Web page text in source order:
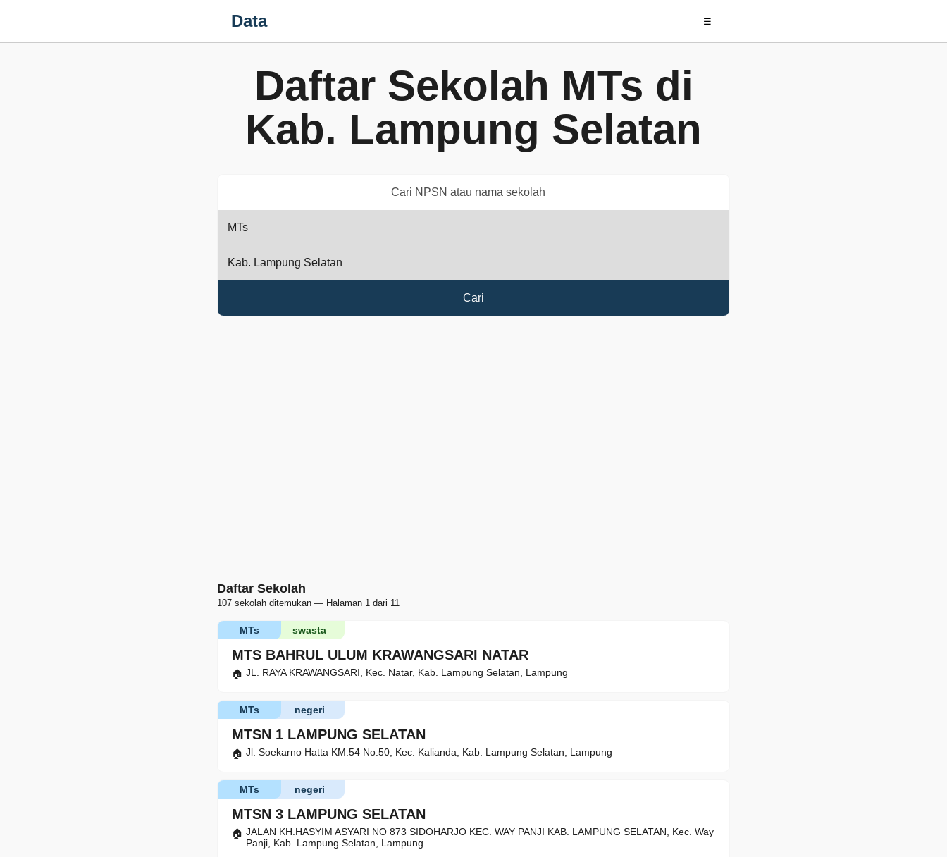
Data ☰
Daftar Sekolah MTs di
Kab. Lampung Selatan
Cari
Daftar Sekolah
107 sekolah ditemukan — Halaman 1 dari 11
MTS BAHRUL ULUM KRAWANGSARI NATAR
swasta
MTs
JL. RAYA KRAWANGSARI, Kec. Natar, Kab. Lampung Selatan, Lampung
MTSN 1 LAMPUNG SELATAN
negeri
MTs
Jl. Soekarno Hatta KM.54 No.50, Kec. Kalianda, Kab. Lampung Selatan, Lampung
MTSN 3 LAMPUNG SELATAN
negeri
MTs
JALAN KH.HASYIM ASYARI NO 873 SIDOHARJO KEC. WAY PANJI KAB. LAMPUNG SELATAN, Kec. Way
Panji, Kab. Lampung Selatan, Lampung